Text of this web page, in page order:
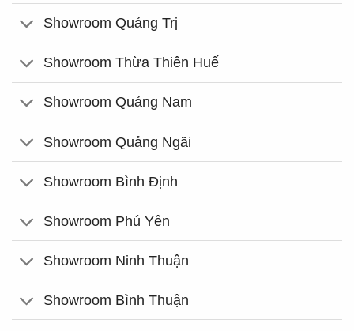
Showroom Quảng Trị
Showroom Thừa Thiên Huế
Showroom Quảng Nam
Showroom Quảng Ngãi
Showroom Bình Định
Showroom Phú Yên
Showroom Ninh Thuận
Showroom Bình Thuận